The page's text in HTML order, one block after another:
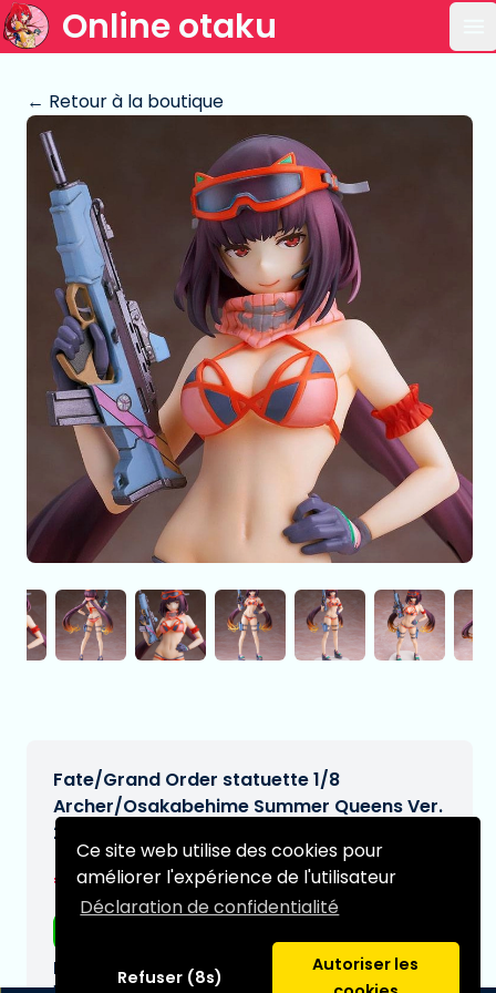
Ce site web utilise des cookies pour
améliorer l'expérience de l'utilisateur
Déclaration de confidentialité
Refuser (8s)
Autoriser les
Online otaku
← Retour à la boutique
Fate/Grand Order statuette 1/8
Archer/Osakabehime Summer Queens Ver.
21 cm
€223,95[Sous réserve de modifications]
Date de livraison prévue: